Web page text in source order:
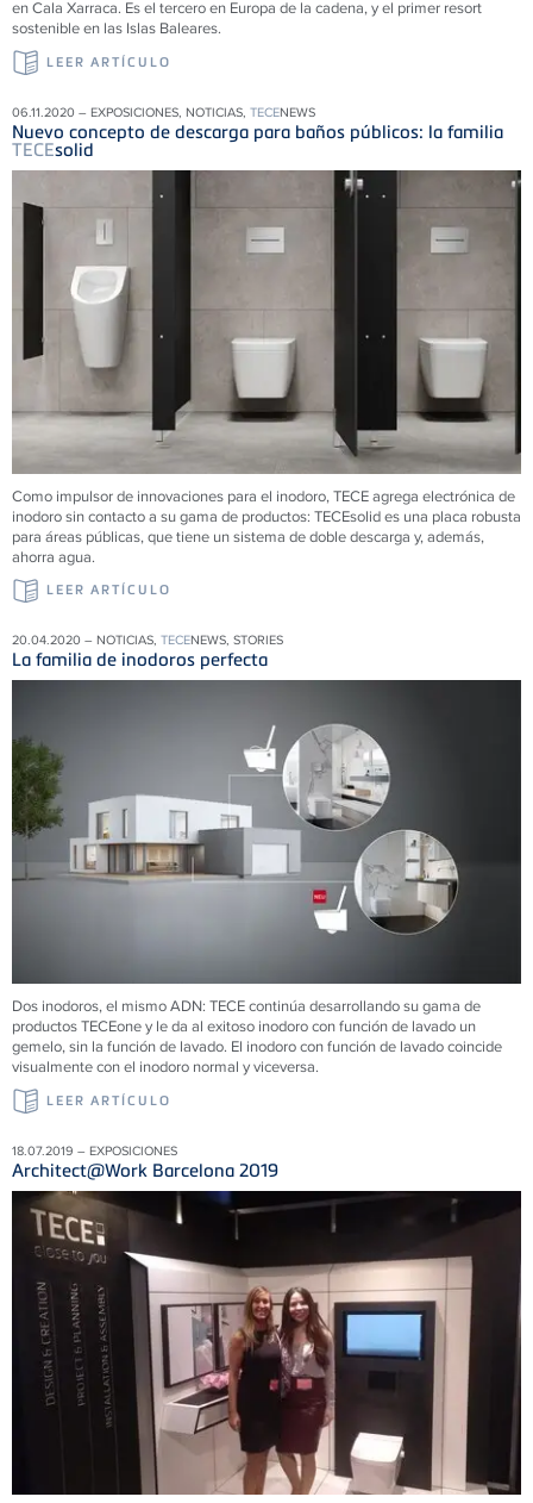
en Cala Xarraca. Es el tercero en Europa de la cadena, y el primer resort
sostenible en las Islas Baleares.
LEER ARTÍCULO
06.11.2020 – EXPOSICIONES, NOTICIAS, TECENEWS
Nuevo concepto de descarga para baños públicos: la familia
TECEsolid
Como impulsor de innovaciones para el inodoro, TECE agrega electrónica de
inodoro sin contacto a su gama de productos: TECEsolid es una placa robusta
para áreas públicas, que tiene un sistema de doble descarga y, además,
ahorra agua.
LEER ARTÍCULO
20.04.2020 – NOTICIAS, TECENEWS, STORIES
La familia de inodoros perfecta
Dos inodoros, el mismo ADN: TECE continúa desarrollando su gama de
productos TECEone y le da al exitoso inodoro con función de lavado un
gemelo, sin la función de lavado. El inodoro con función de lavado coincide
visualmente con el inodoro normal y viceversa.
LEER ARTÍCULO
18.07.2019 – EXPOSICIONES
Architect@Work Barcelona 2019